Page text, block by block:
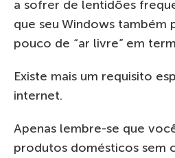
a sofrer de lentidões
que seu Windows também
pouco de “ar livre” em
Existe mais um requisito
internet.
Apenas lembre-se que
produtos domésticos sem